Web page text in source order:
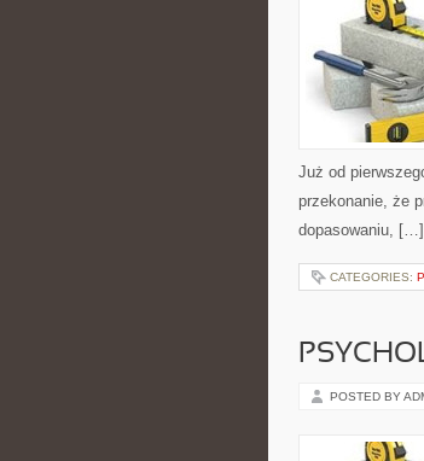
Już od
przekonanie, że
dopasowaniu, […]
CATEGORIES:
POSTED BY